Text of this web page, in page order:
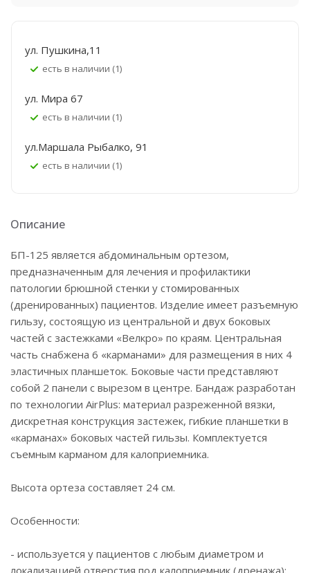
ул. Пушкина,11
Есть в наличии (1)
ул. Мира 67
Есть в наличии (1)
ул.Маршала Рыбалко, 91
Есть в наличии (1)
Описание
БП-125 является абдоминальным ортезом,
предназначенным для лечения и профилактики
патологии брюшной стенки у стомированных
(дренированных) пациентов. Изделие имеет разъемную
гильзу, состоящую из центральной и двух боковых
частей с застежками «Велкро» по краям. Центральная
часть снабжена 6 «карманами» для размещения в них 4
эластичных планшеток. Боковые части представляют
собой 2 панели с вырезом в центре. Бандаж разработан
по технологии AirPlus: материал разреженной вязки,
дискретная конструкция застежек, гибкие планшетки в
«карманах» боковых частей гильзы. Комплектуется
съемным карманом для калоприемника.
Высота ортеза составляет 24 см.
Особенности:
- используется у пациентов с любым диаметром и
локализацией отверстия под калоприемник (дренажа);